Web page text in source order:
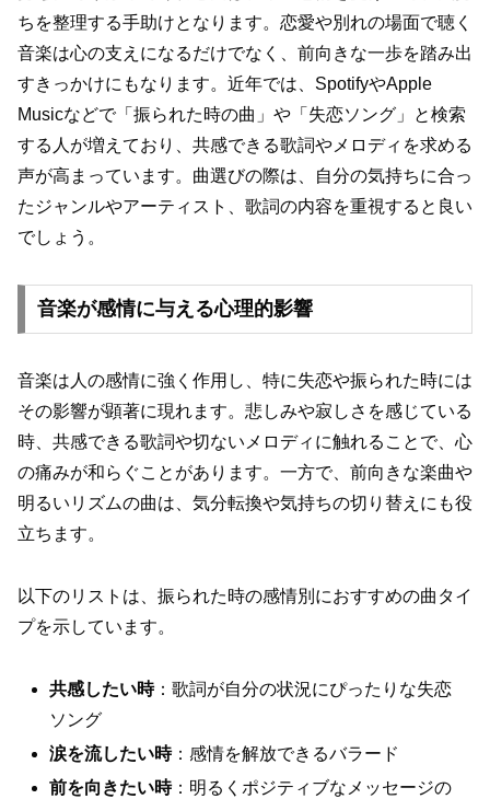
ちを整理する手助けとなります。恋愛や別れの場面で聴く
音楽は心の支えになるだけでなく、前向きな一歩を踏み出
すきっかけにもなります。近年では、SpotifyやApple
Musicなどで「振られた時の曲」や「失恋ソング」と検索
する人が増えており、共感できる歌詞やメロディを求める
声が高まっています。曲選びの際は、自分の気持ちに合っ
たジャンルやアーティスト、歌詞の内容を重視すると良い
でしょう。
音楽が感情に与える心理的影響
音楽は人の感情に強く作用し、特に失恋や振られた時には
その影響が顕著に現れます。悲しみや寂しさを感じている
時、共感できる歌詞や切ないメロディに触れることで、心
の痛みが和らぐことがあります。一方で、前向きな楽曲や
明るいリズムの曲は、気分転換や気持ちの切り替えにも役
立ちます。
以下のリストは、振られた時の感情別におすすめの曲タイ
プを示しています。
共感したい時：歌詞が自分の状況にぴったりな失恋
ソング
涙を流したい時：感情を解放できるバラード
前を向きたい時：明るくポジティブなメッセージの